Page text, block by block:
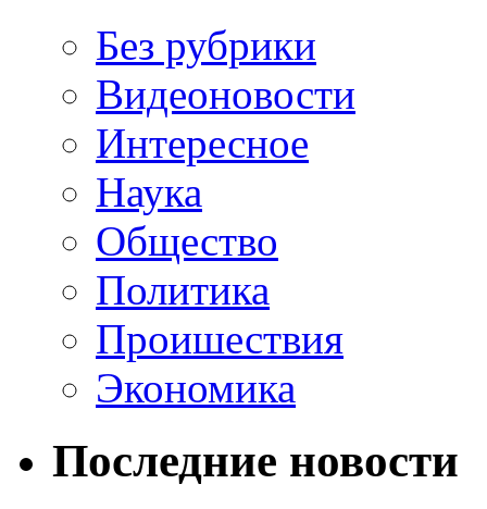
Без рубрики
Видеоновости
Интересное
Наука
Общество
Политика
Проишествия
Экономика
Последние новости